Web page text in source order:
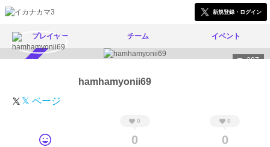
新規登録・ログイン
プレイヤー チーム イベント
297
hamhamyonii69
𝕏 ページ
0
0
0
0